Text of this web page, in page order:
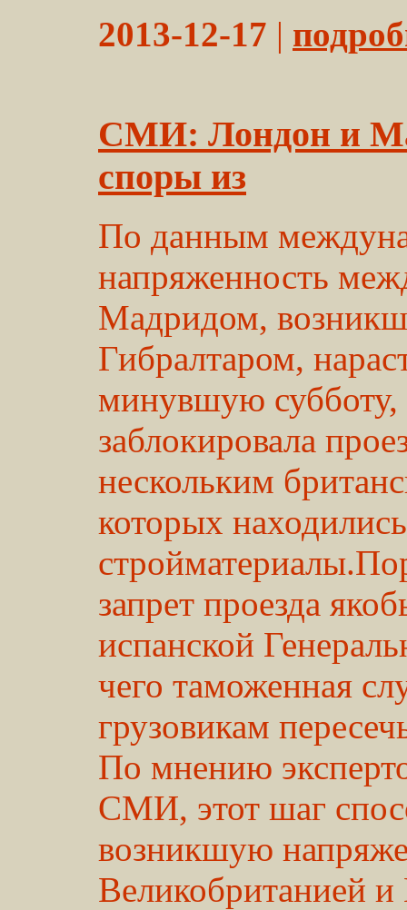
2013-12-17 |
СМИ: Лондон и
споры из
По данным
напряженность
Мадридом,
Гибралтаром,
минувшую субботу,
заблокировала
нескольким
которых находились
запрет проезда
испанской
чего таможенная
грузовикам
По мнению
СМИ, этот шаг
возникшую
Великобританией